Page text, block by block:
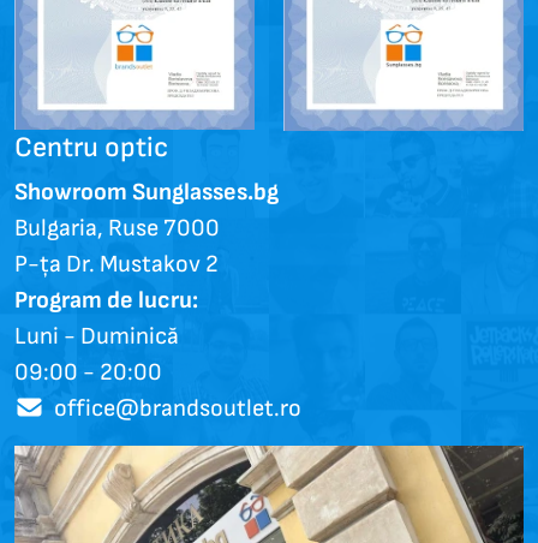
Centru optic
Showroom Sunglasses.bg
Bulgaria, Ruse 7000
P-ța Dr. Mustakov 2
Program de lucru:
Luni - Duminică
09:00 - 20:00
office@brandsoutlet.ro